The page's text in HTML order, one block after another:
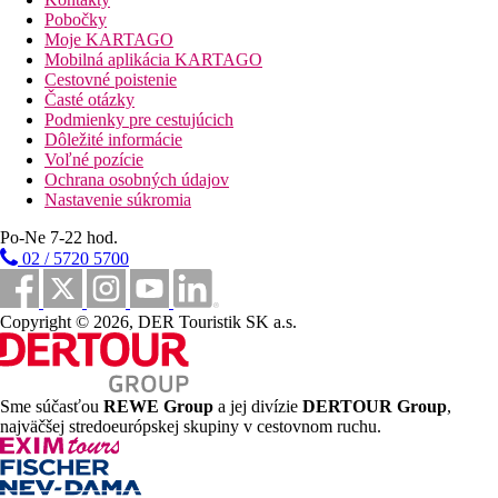
Pobočky
Moje KARTAGO
Mobilná aplikácia KARTAGO
Cestovné poistenie
Časté otázky
Podmienky pre cestujúcich
Dôležité informácie
Voľné pozície
Ochrana osobných údajov
Nastavenie súkromia
Po-Ne 7-22 hod.
02 / 5720 5700
Copyright © 2026, DER Touristik SK a.s.
Sme súčasťou REWE Group a jej divízie DERTOUR Group,
najväčšej stredoeurópskej skupiny v cestovnom ruchu.